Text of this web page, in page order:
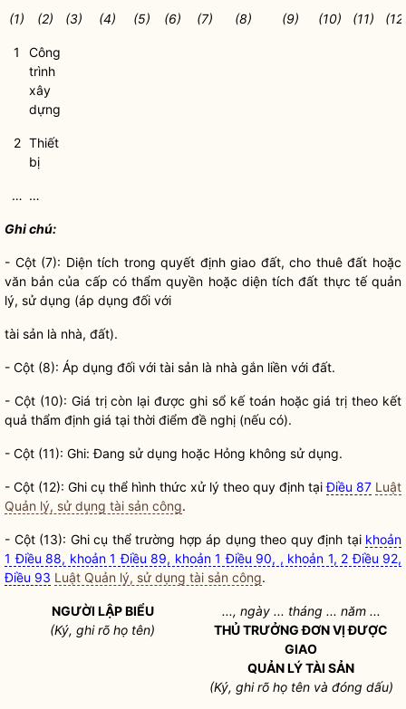
(1) (2) (3) (4) (5) (6) (7) (8) (9) (10) (11)
1
Công
trình
xây
dựng
2 Thiết
bị
… …
Ghi chú:
- Cột (7): Diện tích trong quyết định giao đất, cho thuê đất hoặc
văn bản của cấp có thẩmquyền hoặc diện tích đất thực tế quản
lý, sử dụng (áp dụng đối với
tài sản là nhà, đất).
- Cột (8): Áp dụng đối với tài sản là nhà gắn liền với đất.
- Cột (10): Giá trị còn lại được ghi sổ kế toán hoặc giá trị theo kết
quả thẩm định giá tại thời điểm đề nghị (nếu có).
- Cột (11): Ghi: Đang sử dụng hoặc Hỏng không sử dụng.
- Cột (12): Ghi cụ thể hình thức xử lý theo quy định tạiĐiều 87 Luật
Quản lý, sử dụng tài sản công.
- Cột (13): Ghi cụ thể trường hợp áp dụng theo quy định tại khoản
1 Điều 88, khoản 1 Điều 89, khoản 1 Điều 90, , khoản 1, 2 Điều 92,
Điều 93 Luật Quản lý, sử dụng tài sản công.
NGƯỜI LẬP BIỂU
(Ký, ghi rõ họ tên)
..., ngày ... tháng ... năm ...
THỦ TRƯỞNG ĐƠN VỊ ĐƯỢC
GIAO
QUẢN LÝ TÀI SẢN
(Ký, ghi rõ họ tên và đóng dấu)